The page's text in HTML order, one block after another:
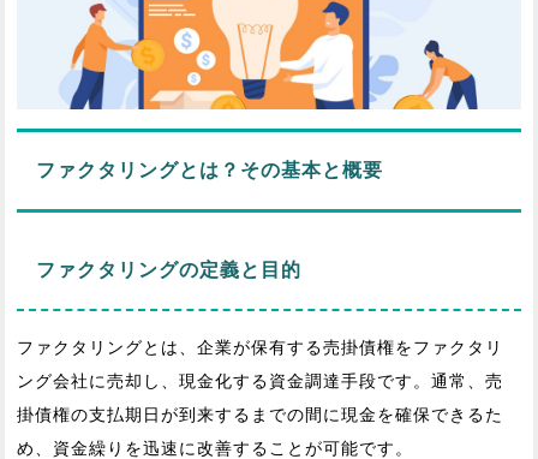
ファクタリングとは？その基本と概要
ファクタリングの定義と目的
ファクタリングとは、企業が保有する売掛債権をファクタリ
ング会社に売却し、現金化する資金調達手段です。通常、売
掛債権の支払期日が到来するまでの間に現金を確保できるた
め、資金繰りを迅速に改善することが可能です。